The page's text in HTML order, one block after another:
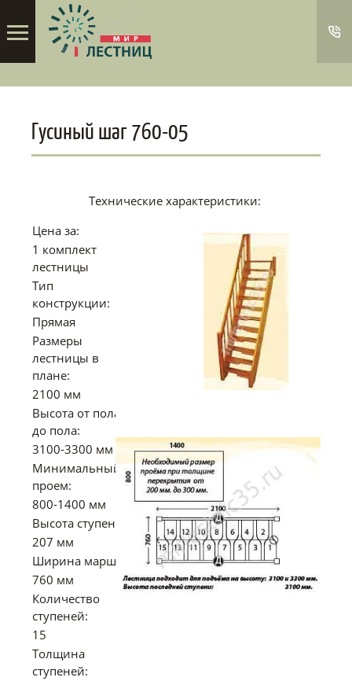
Гусиный шаг 760-05
Технические характеристики:
Цена за:
1 комплект
лестницы
Тип
конструкции:
Прямая
Размеры
лестницы в
плане:
2100 мм
Высота от пола
до пола:
3100-3300 мм
Минимальный
проем:
800-1400 мм
Высота ступени:
207 мм
Ширина марша:
760 мм
Количество
ступеней:
15
Толщина
ступеней: